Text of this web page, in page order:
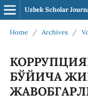
Uzbek Scholar
Home / Archives /
БЎЙИЧА